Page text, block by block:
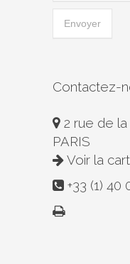
Contactez-
2 rue de la
PARIS
Voir la
+33 (1) 40